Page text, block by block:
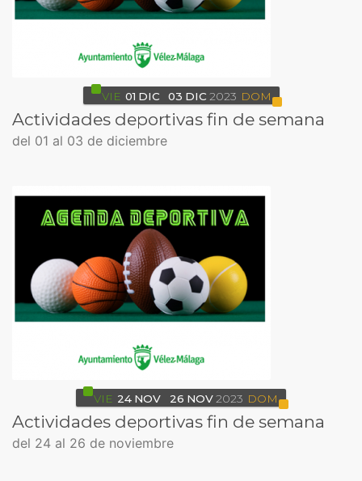
VIE 01 DIC 03 DIC 2023 DOM
Actividades deportivas fin de semana
del 01 al 03 de diciembre
VIE 24 NOV 26 NOV2023 DOM
Actividades deportivas fin de semana
del 24 al 26 de noviembre